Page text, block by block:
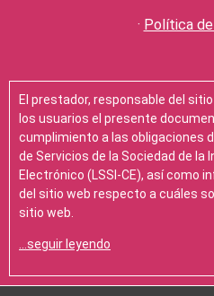
· Política
El prestador, responsable del
los usuarios el presente
cumplimiento a las obligaciones
de Servicios de la Sociedad de la
Electrónico (LSSI-CE), así como
del sitio web respecto a cuáles
sitio web.
…seguir leyendo